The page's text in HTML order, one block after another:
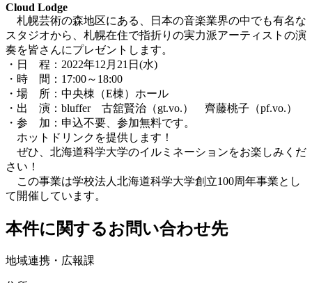
Cloud Lodge
札幌芸術の森地区にある、日本の音楽業界の中でも有名な
スタジオから、札幌在住で指折りの実力派アーティストの演
奏を皆さんにプレゼントします。
・日 程：2022年12月21日(水)
・時 間：17:00～18:00
・場 所：中央棟（E棟）ホール
・出 演：bluffer 古舘賢治（gt.vo.） 齊藤桃子（pf.vo.）
・参 加：申込不要、参加無料です。
ホットドリンクを提供します！
ぜひ、北海道科学大学のイルミネーションをお楽しみくだ
さい！
この事業は学校法人北海道科学大学創立100周年事業とし
て開催しています。
本件に関するお問い合わせ先
地域連携・広報課